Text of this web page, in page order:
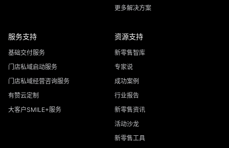
更多解决方案
服务支持
基础交付服务
门店私域启动服务
门店私域经营咨询服务
有赞云定制
大客户SMILE+服务
资源支持
新零售智库
专家说
成功案例
行业报告
新零售资讯
活动沙龙
新零售工具